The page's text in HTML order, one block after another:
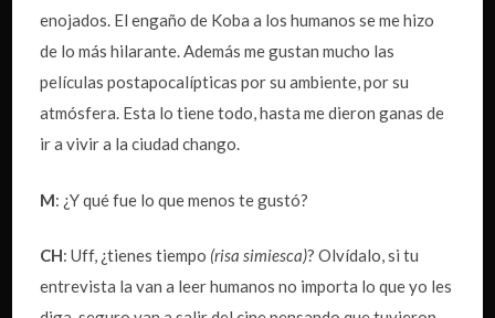
enojados. El engaño de Koba a los humanos se me hizo
de lo más hilarante. Además me gustan mucho las
películas postapocalípticas por su ambiente, por su
atmósfera. Esta lo tiene todo, hasta me dieron ganas de
ir a vivir a la ciudad chango.
M: ¿Y qué fue lo que menos te gustó?
CH: Uff, ¿tienes tiempo (risa simiesca)? Olvídalo, si tu
entrevista la van a leer humanos no importa lo que yo les